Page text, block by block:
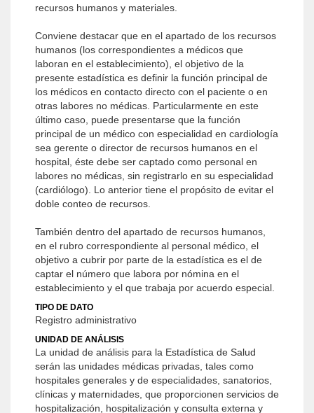
recursos humanos y materiales.
Conviene destacar que en el apartado de los recursos
humanos (los correspondientes a médicos que
laboran en el establecimiento), el objetivo de la
presente estadística es definir la función principal de
los médicos en contacto directo con el paciente o en
otras labores no médicas. Particularmente en este
último caso, puede presentarse que la función
principal de un médico con especialidad en cardiología
sea gerente o director de recursos humanos en el
hospital, éste debe ser captado como personal en
labores no médicas, sin registrarlo en su especialidad
(cardiólogo). Lo anterior tiene el propósito de evitar el
doble conteo de recursos.
También dentro del apartado de recursos humanos,
en el rubro correspondiente al personal médico, el
objetivo a cubrir por parte de la estadística es el de
captar el número que labora por nómina en el
establecimiento y el que trabaja por acuerdo especial.
TIPO DE DATO
Registro administrativo
UNIDAD DE ANÁLISIS
La unidad de análisis para la Estadística de Salud
serán las unidades médicas privadas, tales como
hospitales generales y de especialidades, sanatorios,
clínicas y maternidades, que proporcionen servicios de
hospitalización, hospitalización y consulta externa y